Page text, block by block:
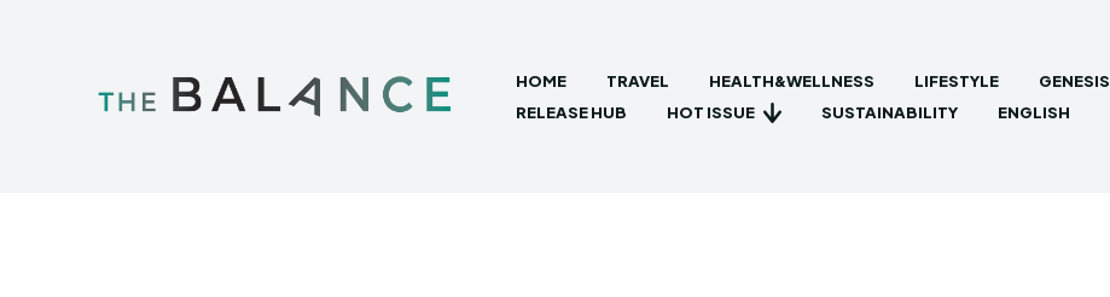
HOME TRAVEL HEALTH&WELLNESS LIFESTYLE GENESIS
RELEASE HUB
HOT ISSUE SUSTAINABILITY ENGLISH